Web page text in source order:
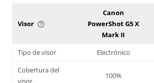
Visor help_outline
Canon
PowerShot G5 X
Mark II
Tipo de visor Electrónico
Cobertura del
visor
100%